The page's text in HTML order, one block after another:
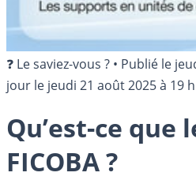
❓ Le saviez-vous ? • Publié le
jour le jeudi 21 août 2025 à 19
Qu’est-ce que
FICOBA ?